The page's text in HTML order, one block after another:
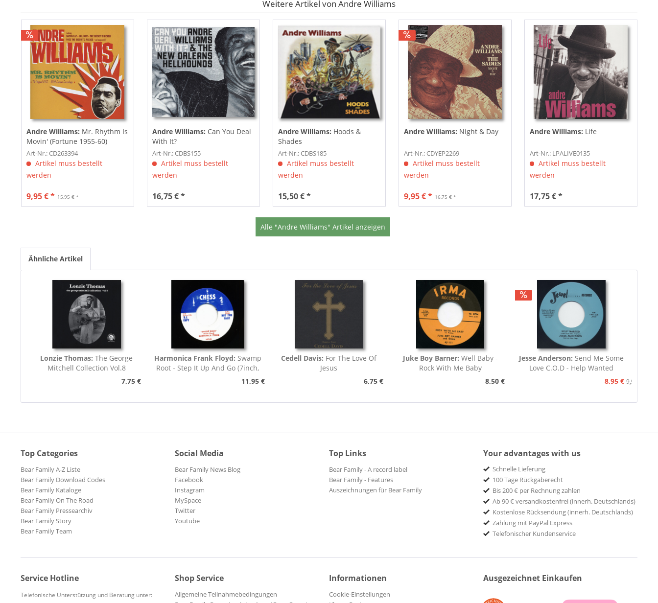
Weitere Artikel von Andre Williams
Andre Williams: Mr. Rhythm Is
Movin' (Fortune 1955-60)
Art-Nr.: CD263394
Artikel muss bestellt
werden
15,95 € *
9,95 € *
Andre Williams: Can You Deal
With It?
Art-Nr.: CDBS155
Artikel muss bestellt
werden
16,75 € *
Andre Williams: Hoods &
Shades
Art-Nr.: CDBS185
Artikel muss bestellt
werden
15,50 € *
Andre Williams: Night & Day
Art-Nr.: CDYEP2269
Artikel muss bestellt
werden
16,75 € *
9,95 € *
Andre Williams: Life
Art-Nr.: LPALIVE0135
Artikel muss bestellt
werden
17,75 € *
Alle "Andre Williams" Artikel anzeigen
Ähnliche Artikel
Lonzie Thomas: The George
Mitchell Collection Vol.8
7,75 €
Harmonica Frank Floyd: Swamp
Root - Step It Up And Go (7inch,
11,95 €
Cedell Davis: For The Love Of
Jesus
6,75 €
Juke Boy Barner: Well Baby -
Rock With Me Baby
8,50 €
Jesse Anderson: Send Me Some
Love C.O.D - Help Wanted
8,95 € 9,95 €
Top Categories
Bear Family A-Z Liste
Bear Family Download Codes
Bear Family Kataloge
Bear Family On The Road
Bear Family Pressearchiv
Bear Family Story
Bear Family Team
Social Media
Bear Family News Blog
Facebook
Instagram
MySpace
Twitter
Youtube
Top Links
Bear Family - A record label
Bear Family - Features
Auszeichnungen für Bear Family
Your advantages with us
Schnelle Lieferung
100 Tage Rückgaberecht
Bis 200 € per Rechnung zahlen
Ab 90 € versandkostenfrei (innerh. Deutschlands)
Kostenlose Rücksendung (innerh. Deutschlands)
Zahlung mit PayPal Express
Telefonischer Kundenservice
Service Hotline
Telefonische Unterstützung und Beratung unter:
Shop Service
Allgemeine Teilnahmebedingungen
Informationen
Cookie-Einstellungen
Ausgezeichnet Einkaufen